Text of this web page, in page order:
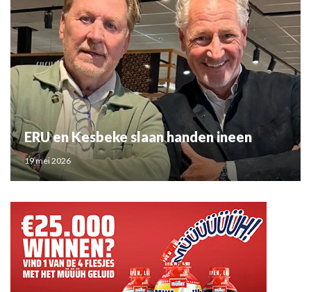
ERU en Kesbeke slaan handen ineen
19 mei 2026